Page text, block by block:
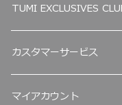
TUMI EXCLUSIVES
カスタマーサービス
マイアカウント